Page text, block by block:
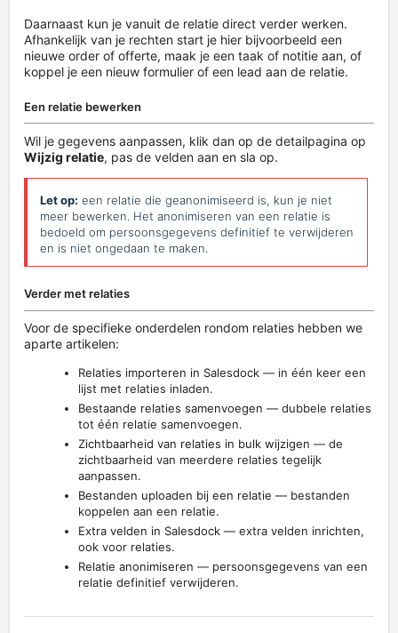
Daarnaast kun je vanuit de relatie direct verder werken.
Afhankelijk van je rechten start je hier bijvoorbeeld een
nieuwe order of offerte, maak je een taak of notitie aan, of
koppel je een nieuw formulier of een lead aan de relatie.
Een relatie bewerken
Wil je gegevens aanpassen, klik dan op de detailpagina op
Wijzig relatie, pas de velden aan en sla op.
Let op: een relatie die geanonimiseerd is, kun je niet
meer bewerken. Het anonimiseren van een relatie is
bedoeld om persoonsgegevens definitief te verwijderen
en is niet ongedaan te maken.
Verder met relaties
Voor de specifieke onderdelen rondom relaties hebben we
aparte artikelen:
Relaties importeren in Salesdock — in één keer een
lijst met relaties inladen.
Bestaande relaties samenvoegen — dubbele relaties
tot één relatie samenvoegen.
Zichtbaarheid van relaties in bulk wijzigen — de
zichtbaarheid van meerdere relaties tegelijk
aanpassen.
Bestanden uploaden bij een relatie — bestanden
koppelen aan een relatie.
Extra velden in Salesdock — extra velden inrichten,
ook voor relaties.
Relatie anonimiseren — persoonsgegevens van een
relatie definitief verwijderen.